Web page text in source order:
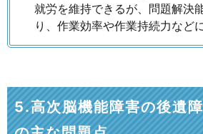
就労を維持できるが、問題解決
り、作業効率や作業持続力など
5.高次脳機能障害の後遺